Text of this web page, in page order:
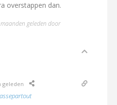
overstappen dan.
geleden door
geleden